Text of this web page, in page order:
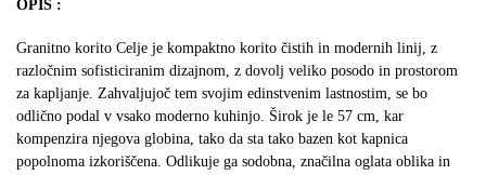
OPIS :
Granitno korito Celje je kompaktno korito čistih in modernih linij, z
razločnim sofisticiranim dizajnom, z dovolj veliko posodo in prostorom
za kapljanje. Zahvaljujoč tem svojim edinstvenim lastnostim, se bo
odlično podal v vsako moderno kuhinjo. Širok je le 57 cm, kar
kompenzira njegova globina, tako da sta tako bazen kot kapnica
popolnoma izkoriščena. Odlikuje ga sodobna, značilna oglata oblika in